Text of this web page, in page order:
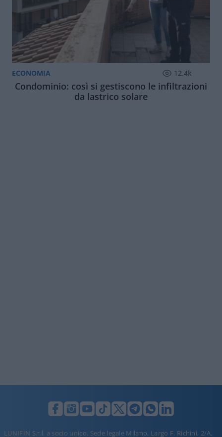
ECONOMIA 12.4k
Condominio: così si gestiscono le infiltrazioni
da lastrico solare
LUNIFIN S.r.l. a socio unico. Sede legale Milano, Largo F. Richini, 2/A,